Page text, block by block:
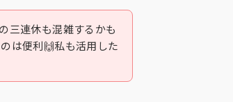
三連休も混雑するかも
は便利🙌私も活用した